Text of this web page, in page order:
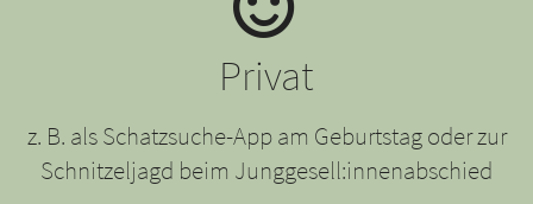
Privat
z. B. als Schatzsuche-App am Geburtstag oder zur
Schnitzeljagd beim Junggesell:innenabschied